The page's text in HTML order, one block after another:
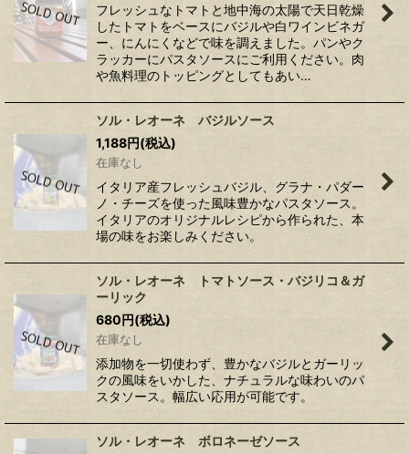
フレッシュなトマトと地中海の太陽で天日乾燥
したトマトをベースにバジルや白ワインビネガ
ー、にんにくなどで味を調えました。パンやク
ラッカーにパスタソースにご利用ください。肉
や魚料理のトッピングとしてもあい…
ソル・レオーネ バジルソース
1,188円(税込)
在庫なし
イタリア産フレッシュバジル、グラナ・パダー
ノ・チーズを使った風味豊かなパスタソース。
イタリアのオリジナルレシピから作られた、本
場の味をお楽しみください。
ソル・レオーネ トマトソース・バジリコ＆ガ
ーリック
680円(税込)
在庫なし
添加物を一切使わず、豊かなバジルとガーリッ
クの風味をいかした、ナチュラルな味わいのパ
スタソース。幅広い応用が可能です。
ソル・レオーネ ボロネーゼソース